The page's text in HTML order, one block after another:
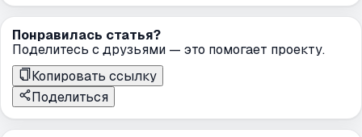
Понравилась статья?
Поделитесь с друзьями — это помогает проекту.
Копировать ссылку
Поделиться